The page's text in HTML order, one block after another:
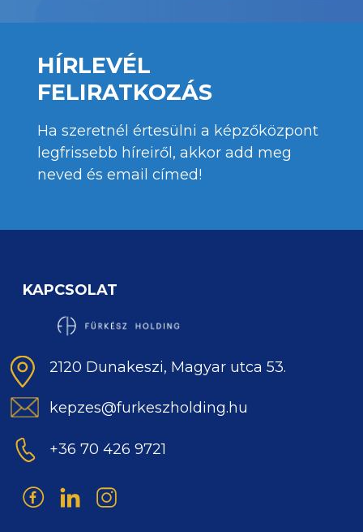
HÍRLEVÉL
FELIRATKOZÁS
Ha szeretnél értesülni a képzőközpont
legfrissebb híreiről, akkor add meg
neved és email címed!
KAPCSOLAT
2120 Dunakeszi, Magyar utca 53.
kepzes@furkeszholding.hu
+36 70 426 9721